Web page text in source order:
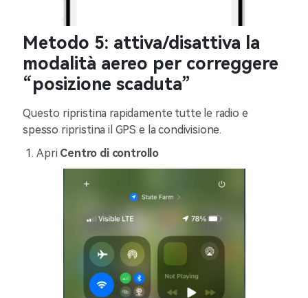
Metodo 5: attiva/disattiva la
modalità aereo per correggere
“posizione scaduta”
Questo ripristina rapidamente tutte le radio e
spesso ripristina il GPS e la condivisione.
Apri Centro di controllo